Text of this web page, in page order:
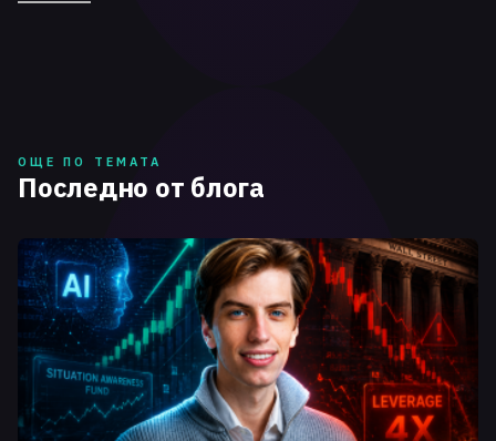
ОЩЕ ПО ТЕМАТА
Последно от блога